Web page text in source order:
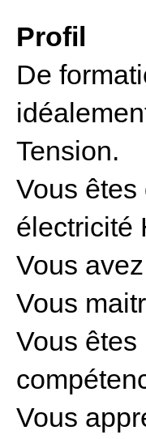
Profil
De
Tension.
Vous
électricité
Vous
Vous
Vous
Vous